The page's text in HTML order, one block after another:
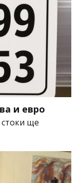
и евро
стоки ще